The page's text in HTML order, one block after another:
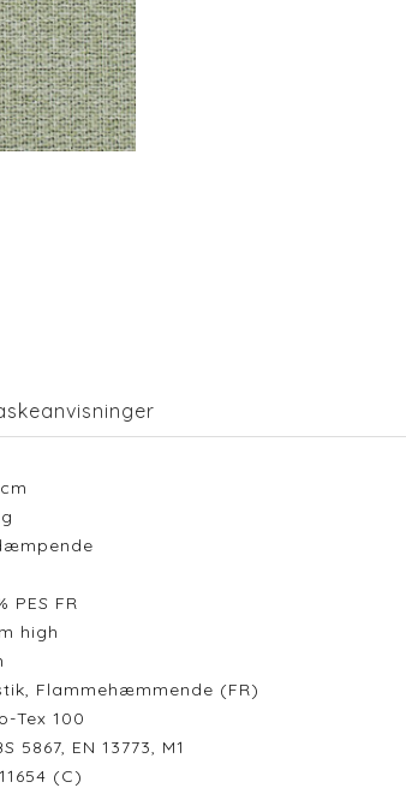
cm
g
PES FR
high
Flammehæmmende (FR)
Tex 100
5867, EN 13773, M1
(C)